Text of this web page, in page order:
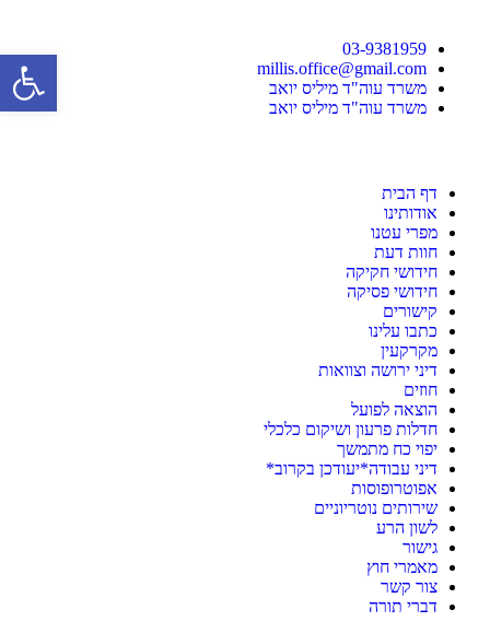
03-9381959
millis.office@gmail.com
משרד עוה"ד מיליס יואב
משרד עוה"ד מיליס יואב
דף הבית
אודותינו
מפרי עטנו
חוות דעת
חידושי חקיקה
חידושי פסיקה
קישורים
כתבו עלינו
מקרקעין
דיני ירושה וצוואות
חוזים
הוצאה לפועל
חדלות פרעון ושיקום כלכלי
יפוי כח מתמשך
דיני עבודה*יעודכן בקרוב*
אפוטרופוסות
שירותים נוטריוניים
לשון הרע
גישור
מאמרי חוץ
צור קשר
דברי תורה
פתח